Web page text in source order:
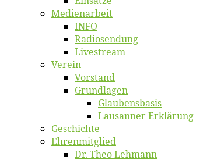
Me­di­en­ar­beit
INFO
Ra­dio­sen­dung
Live­stream
Ver­ein
Vor­stand
Grund­la­gen
Glaubens­ba­sis
Lausan­ner Erklärung
Ge­schich­te
Eh­ren­mit­glied
Dr. Theo Lehmann